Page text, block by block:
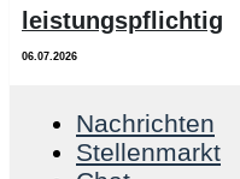
leistungspflichtig
06.07.2026
Nachrichten
Stellenmarkt